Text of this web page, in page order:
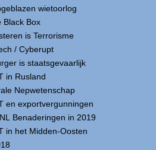
wietoorlog
Black Box
is Terrorisme
/ Cyberupt
is staatsgevaarlijk
in Rusland
Nepwetenschap
en exportvergunningen
Benaderingen in 2019
in het Midden-Oosten